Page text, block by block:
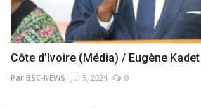
Côte d’Ivoire (Média) / Eugène
Par BSC-NEWS Jul 5, 2024 0